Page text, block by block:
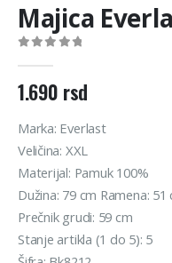
Majica
1.690 rsd
Marka: Everlast
Veličina: XXL
Materijal: Pamuk 100%
Dužina: 79 cm Ramena: 51
Prečnik grudi: 59 cm
Stanje artikla (1 do 5): 5